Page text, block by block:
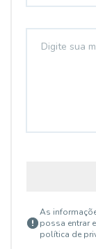
As
possa entrar
política de